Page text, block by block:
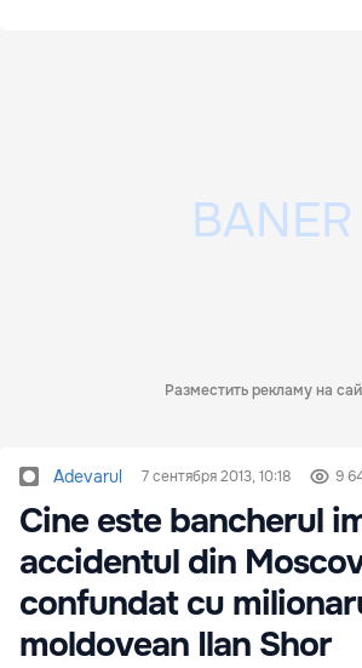
Разместить рекламу на
Adevarul 7 сентября 2013, 10:18 9
Cine este bancherul
accidentul din
confundat cu
moldovean Ilan Shor